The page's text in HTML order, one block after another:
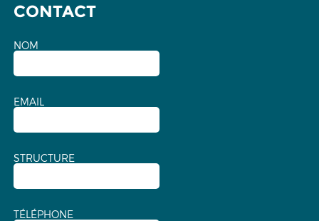
CONTACT
NOM
EMAIL
STRUCTURE
TÉLÉPHONE